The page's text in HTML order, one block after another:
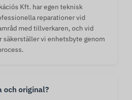
Kft. har egen teknisk
reparationer vid
med tillverkaren, och vid
säkerställer vi enhetsbyte genom
och original?